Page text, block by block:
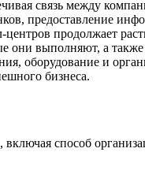
связь между
предоставление
продолжает
они выполняют, а
оборудование и
бизнеса.
способ